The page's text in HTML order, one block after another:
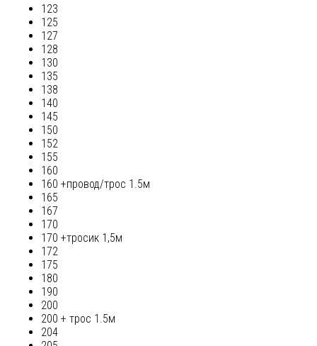
123
125
127
128
130
135
138
140
145
150
152
155
160
160 +провод/трос 1.5м
165
167
170
170 +тросик 1,5м
172
175
180
190
200
200 + трос 1.5м
204